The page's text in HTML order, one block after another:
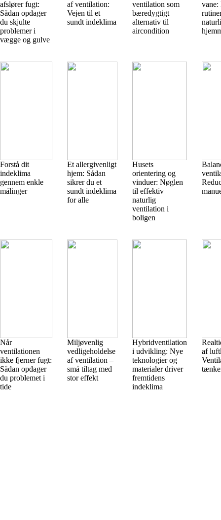
afslører fugt:
Sådan opdager
du skjulte
problemer i
vægge og gulve
af ventilation:
Vejen til et
sundt indeklima
ventilation som
bæredygtigt
alternativ til
aircondition
vane:
Forstå dit
indeklima
gennem enkle
målinger
Et allergivenligt
hjem: Sådan
sikrer du et
sundt indeklima
for alle
Husets
orientering og
vinduer: Nøglen
til effektiv
naturlig
ventilation i
boligen
Når
ventilationen
ikke fjerner fugt:
Sådan opdager
du problemet i
tide
Miljøvenlig
vedligeholdelse
af ventilation –
små tiltag med
stor effekt
Hybridventilation
i udvikling: Nye
teknologier og
materialer driver
fremtidens
indeklima
af